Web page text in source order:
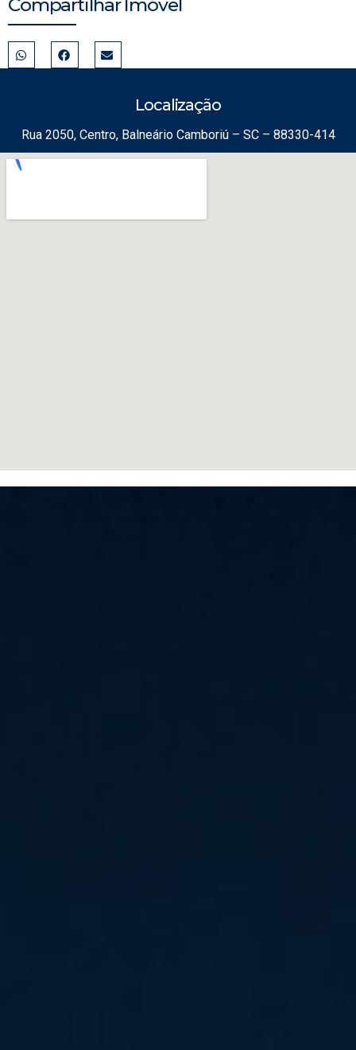
Compartilhar Imóvel
Localização
Rua 2050, Centro, Balneário Camboriú – SC – 88330-414